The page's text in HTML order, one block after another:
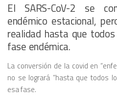
El SARS-CoV-2 se
endémico estacional,
realidad hasta que
fase endémica.
La conversión de la covid en
no se logrará “hasta que todos
esa fase.